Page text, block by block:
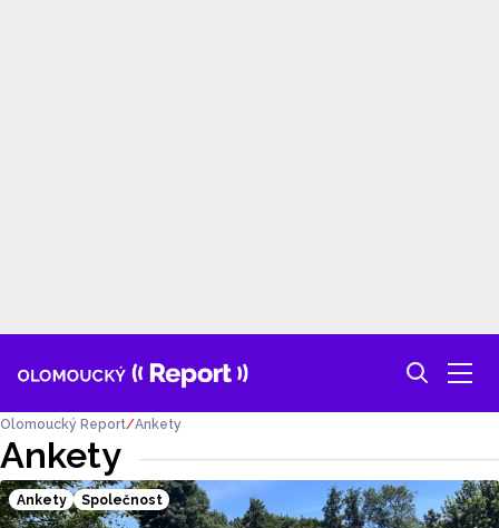
Ankety
Olomoucký Report Ankety
Ankety Společnost